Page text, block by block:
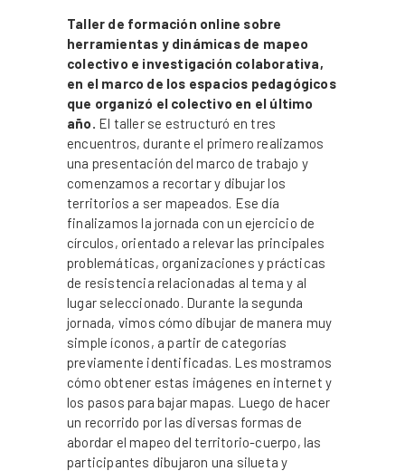
Taller de formación online sobre
herramientas y dinámicas de mapeo
colectivo e investigación colaborativa,
en el marco de los espacios pedagógicos
que organizó el colectivo en el último
año. El taller se estructuró en tres
encuentros, durante el primero realizamos
una presentación del marco de trabajo y
comenzamos a recortar y dibujar los
territorios a ser mapeados. Ese día
finalizamos la jornada con un ejercicio de
círculos, orientado a relevar las principales
problemáticas, organizaciones y prácticas
de resistencia relacionadas al tema y al
lugar seleccionado. Durante la segunda
jornada, vimos cómo dibujar de manera muy
simple íconos, a partir de categorías
previamente identificadas. Les mostramos
cómo obtener estas imágenes en internet y
los pasos para bajar mapas. Luego de hacer
un recorrido por las diversas formas de
abordar el mapeo del territorio-cuerpo, las
participantes dibujaron una silueta y